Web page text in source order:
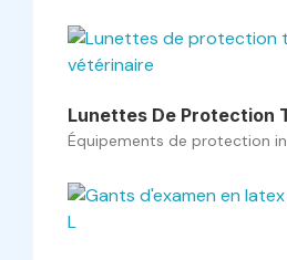
Lunettes De Protection
Équipements de protection